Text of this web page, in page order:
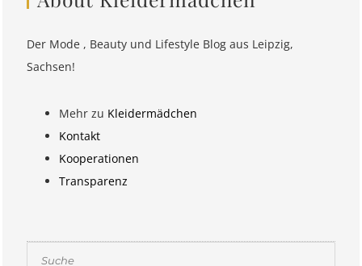
Der Mode , Beauty und Lifestyle Blog aus Leipzig,
Sachsen!
Mehr zu Kleidermädchen
Kontakt
Kooperationen
Transparenz